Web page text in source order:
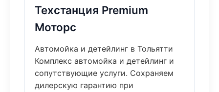
Техстанция Premium
Моторс
Автомойка и детейлинг в Тольятти
Комплекс автомойка и детейлинг и
сопутствующие услуги. Сохраняем
дилерскую гарантию при